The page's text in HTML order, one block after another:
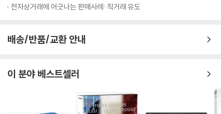
전자상거래에 어긋나는 판매사례: 직거래 유도
배송/반품/교환 안내
이 분야 베스트셀러